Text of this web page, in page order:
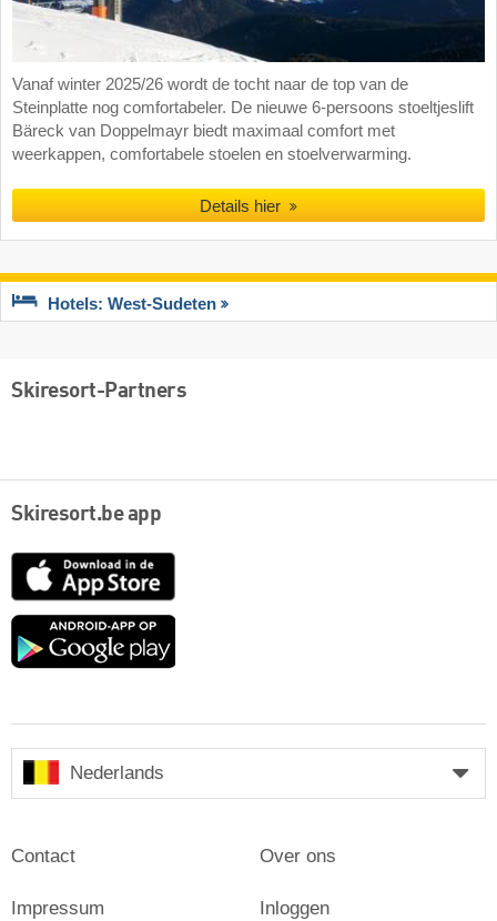
Vanaf winter 2025/26 wordt de tocht naar de top van de
Steinplatte nog comfortabeler. De nieuwe 6-persoons stoeltjeslift
Bäreck van Doppelmayr biedt maximaal comfort met
weerkappen, comfortabele stoelen en stoelverwarming.
Details hier
Hotels: West-Sudeten
Skiresort-Partners
Skiresort.be app
App
Google
Nederlands
Contact
Impressum
Over ons
Inloggen